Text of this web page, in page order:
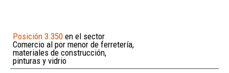
Posición 3.350 en el sector
Comercio al por menor de ferretería,
materiales de construcción,
pinturas y vidrio